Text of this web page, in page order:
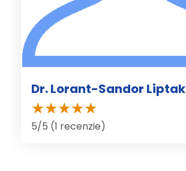
Dr. Lorant-Sandor Liptak
5/5 (1 recenzie)